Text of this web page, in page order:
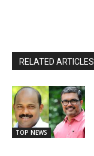
RELATED ARTICLES
TOP NEWS